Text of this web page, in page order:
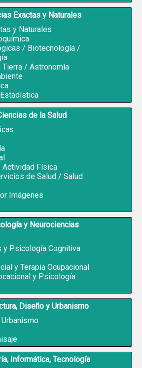
Exactas y Naturales
y Naturales
/ Biotecnología /
Tierra / Astronomía
de la Salud
Física
de Salud / Salud
Imágenes
y Neurociencias
y Psicología Cognitiva
y Terapia Ocupacional
y Psicología
Diseño y Urbanismo
Informática, Tecnología